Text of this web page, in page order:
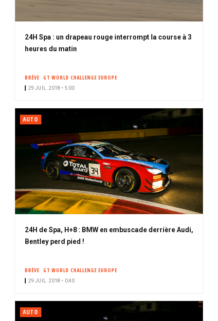
24H Spa : un drapeau rouge interrompt la course à 3
heures du matin
BRÈVE GT WORLD CHALLENGE EUROPE
29 JUIL. 2018 • 5:00
AUTO
24H de Spa, H+8 : BMW en embuscade derrière Audi,
Bentley perd pied !
BRÈVE GT WORLD CHALLENGE EUROPE
29 JUIL. 2018 • 0:40
AUTO